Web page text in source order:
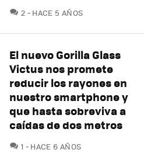
2 COMENTARIOS
HACE 5 AÑOS
El nuevo Gorilla Glass
Victus nos promete
reducir los rayones en
nuestro smartphone y
que hasta sobreviva a
caídas de dos metros
1 COMENTARIOS
HACE 6 AÑOS